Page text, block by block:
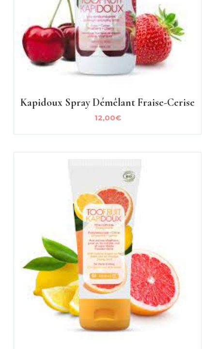
Kapidoux Spray Démêlant Fraise-Cerise
12,00€